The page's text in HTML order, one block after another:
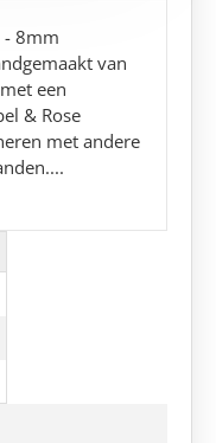
- 8mm
van
een
& Rose
met andere